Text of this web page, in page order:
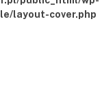
layout-cover.php